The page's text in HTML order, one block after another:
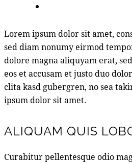
Lorem ipsum dolor sit amet,
sed diam nonumy eirmod
dolore magna aliquyam erat,
eos et accusam et justo duo
clita kasd gubergren, no sea
ipsum dolor sit amet.
ALIQUAM QUIS
Curabitur pellentesque odio